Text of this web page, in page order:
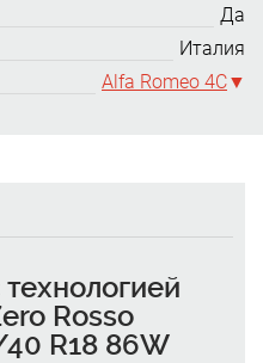
Да
Италия
Alfa Romeo 4C
Rosso
R18 86W